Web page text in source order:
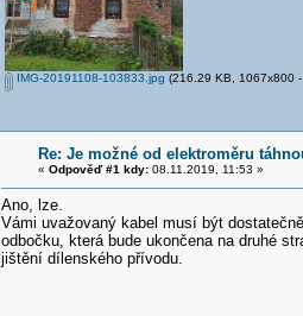
IMG-20191108-103833.jpg (216.29 KB, 1067x800
Re: Je možné od elektroměru
« Odpověď #1 kdy:08.11.2019, 11:53 »
Ano, lze.
Vámi uvažovaný kabel musí být
odbočku, která bude ukončena na druhé
jištění dílenského přívodu.